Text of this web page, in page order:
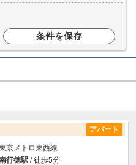
条件を保存
アパート
京メトロ東西線
行徳駅 / 徒歩5分